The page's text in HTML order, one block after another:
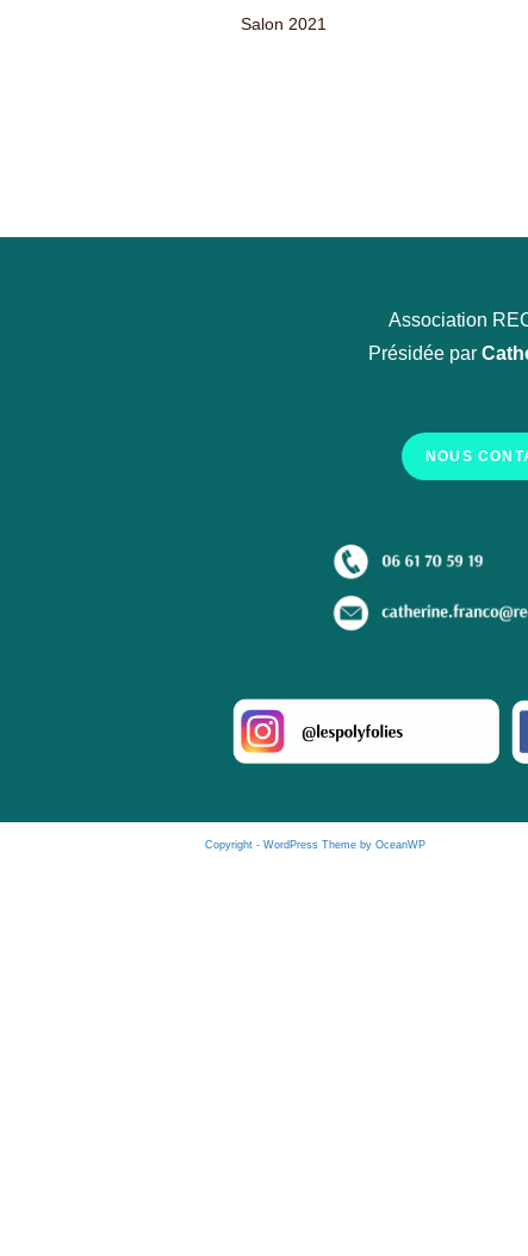
Salon 2021
Association
Présidée par
NOUS
Copyright - WordPress Theme by OceanWP